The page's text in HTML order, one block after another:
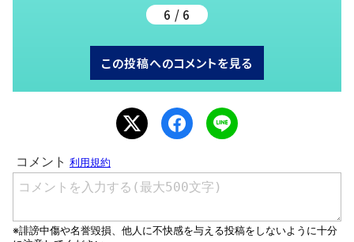
6 / 6
この投稿へのコメントを見る